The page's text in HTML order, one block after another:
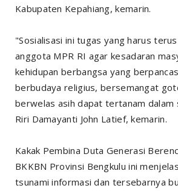
Kabupaten Kepahiang, kemarin.
"Sosialisasi ini tugas yang harus
anggota MPR RI agar kesadaran
kehidupan berbangsa yang
berbudaya religius, bersemangat
berwelas asih dapat tertanam dalam
Riri Damayanti John Latief, kemarin.
Kakak Pembina Duta Generasi
BKKBN Provinsi Bengkulu ini
tsunami informasi dan tersebarnya